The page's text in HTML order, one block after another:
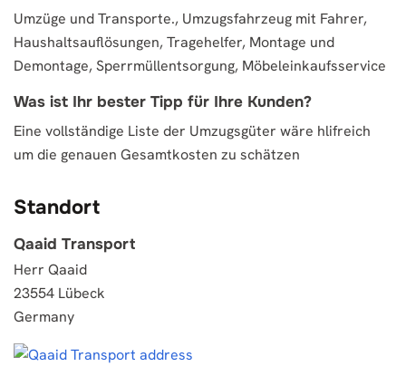
Umzüge und Transporte., Umzugsfahrzeug mit Fahrer,
Haushaltsauflösungen, Tragehelfer, Montage und
Demontage, Sperrmüllentsorgung, Möbeleinkaufsservice
Was ist Ihr bester Tipp für Ihre Kunden?
Eine vollständige Liste der Umzugsgüter wäre hlifreich
um die genauen Gesamtkosten zu schätzen
Standort
Qaaid Transport
Herr Qaaid
23554 Lübeck
Germany